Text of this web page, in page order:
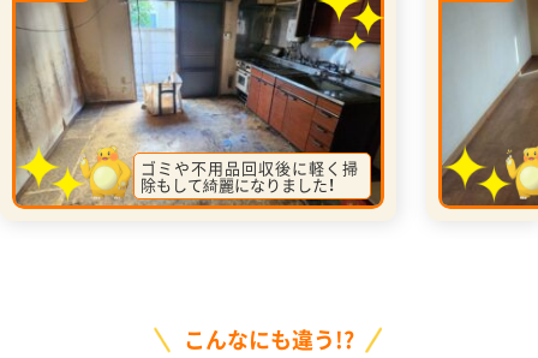
ゴミや不用品回収後に軽く掃
除もして綺麗になりました！
こんなにも違う!?